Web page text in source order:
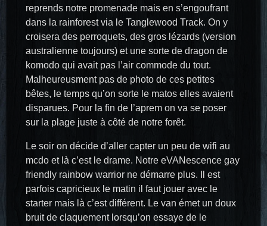
reprends notre promenade mais en s’engoufrant
dans la rainforest via le Tanglewood Track. On y
croisera des perroquets, des gros lézards (version
australienne toujours) et une sorte de dragon de
komodo qui avait pas l’air commode du tout.
Malheureusment pas de photo de ces petites
bêtes, le temps qu’on sorte le matos elles avaient
disparues. Pour la fin de l’aprem on va se poser
sur la plage juste à côté de notre forêt.
Le soir on décide d’aller capter un peu de wifi au
mcdo et là c’est le drame. Notre eVANescence gay
friendly rainbow warrior ne démarre plus. Il est
parfois capricieux le matin il faut jouer avec le
starter mais là c’est différent. Le van émet un doux
bruit de claquement lorsqu’on essaye de le